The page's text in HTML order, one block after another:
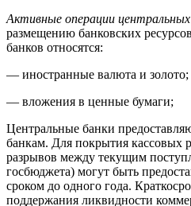
Активные операции
размещению банковских
банков относятся:
— иностранные валюта и золото;
— вложения в ценные бумаги;
Центральные банки
банкам. Для покрытия кассовых
разрывов между текущим
госбюджета) могут быть
сроком до одного года.
поддержания ликвидности